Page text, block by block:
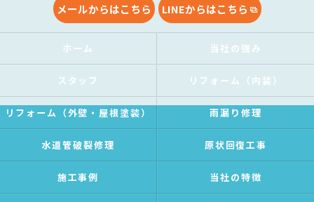
メールからはこちら LINEからはこちら
ホーム 当社の強み
スタッフ リフォーム（内装）
リフォーム（外壁・屋根塗装） 雨漏り修理
水道管破裂修理 原状回復工事
施工事例 当社の特徴